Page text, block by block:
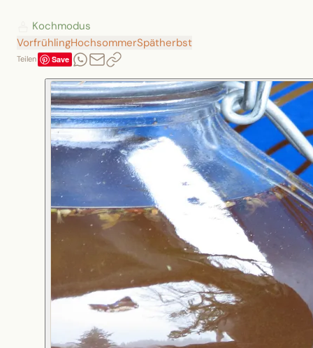
Kochmodus
VorfrühlingHochsommerSpätherbst
Teilen Save